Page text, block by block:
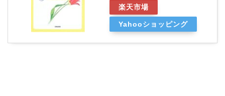
楽天市場
Yahooショッピング